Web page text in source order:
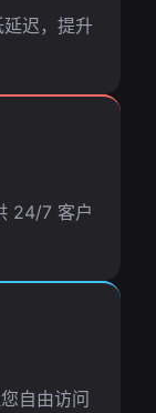
迟，提升
24/7 客户
自由访问